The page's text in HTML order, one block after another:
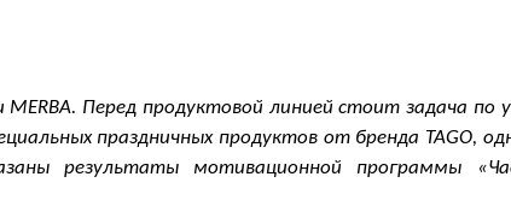
Перед продуктовой линией стоит задача
праздничных продуктов от бренда TAGO,
результаты мотивационной программы